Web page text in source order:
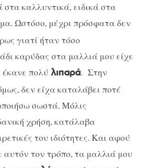
καλλυντικά, ειδικά στα
Ωστόσο, μέχρι πρόσφατα δεν
γιατί ήταν τόσο
καρύδας στα μαλλιά μου είχε
έκανε πολύ λιπαρά. Στην
δεν είχα καταλάβει ποτέ
σωστά. Μόλις
χρήση, κατάλαβα
του ιδιότητες. Και αφού
αυτόν τον τρόπο, τα μαλλιά μου